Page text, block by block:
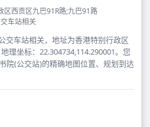
区西贡区九巴91R路;九巴91路
车站相关
交车站相关，地址为香港特别行政区
理坐标：22.304734,114.290001。您
院(公交站)的精确地图位置、规划到达